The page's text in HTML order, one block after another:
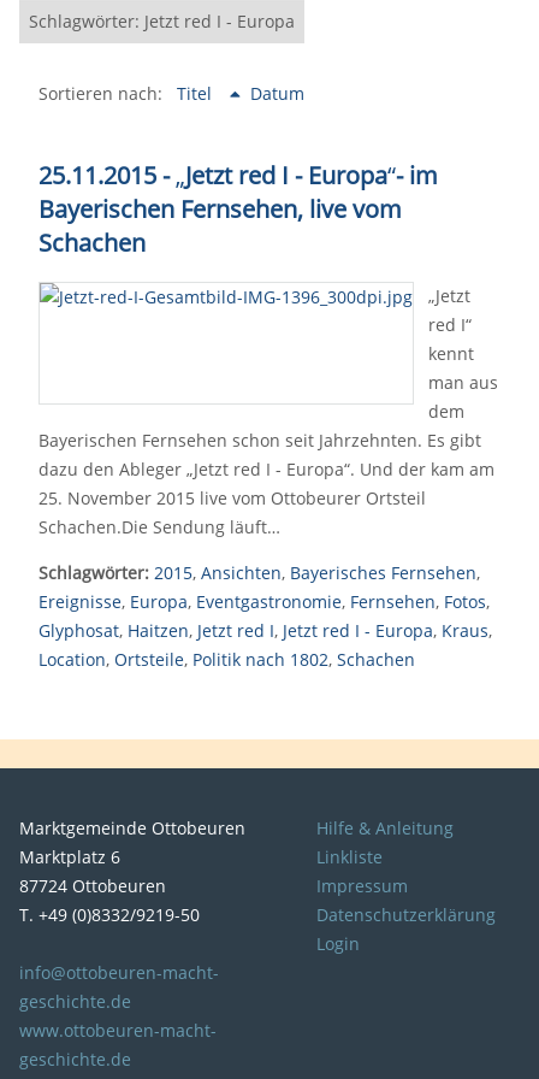
Schlagwörter: Jetzt red I - Europa
Sortieren nach: Titel Datum
25.11.2015 -„Jetzt red I - Europa“- im
Bayerischen Fernsehen, live vom
Schachen
„Jetzt
red I“
kennt
man aus
dem
Bayerischen Fernsehen schon seit Jahrzehnten. Es gibt
dazu den Ableger „Jetzt red I - Europa“. Und der kam am
25. November 2015 live vom Ottobeurer Ortsteil
Schachen.Die Sendung läuft…
Schlagwörter: 2015, Ansichten, Bayerisches Fernsehen,
Ereignisse, Europa, Eventgastronomie, Fernsehen, Fotos,
Glyphosat, Haitzen, Jetzt red I, Jetzt red I - Europa, Kraus,
Location, Ortsteile, Politik nach 1802, Schachen
Marktgemeinde Ottobeuren
Marktplatz 6
87724 Ottobeuren
T. +49 (0)8332/9219-50
info@ottobeuren-macht-
geschichte.de
www.ottobeuren-macht-
geschichte.de
Hilfe & Anleitung
Linkliste
Impressum
Datenschutzerklärung
Login